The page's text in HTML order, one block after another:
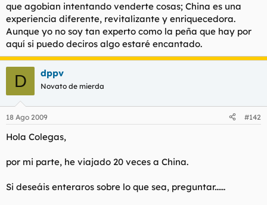
que agobian intentando venderte cosas; China es una
experiencia diferente, revitalizante y enriquecedora.
Aunque yo no soy tan experto como la peña que hay por
aquí si puedo deciros algo estaré encantado.
D dppv
Novato de mierda
18 Ago 2009 #142
Hola Colegas,
por mi parte, he viajado 20 veces a China.
Si deseáis enteraros sobre lo que sea, preguntar......